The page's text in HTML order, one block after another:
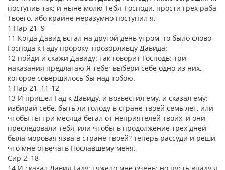
поступив так; и ныне молю Тебя, Господи, прости грех раба
Твоего, ибо крайне неразумно поступил я.
1 Пар 21, 9
11 Когда Давид встал на другой день утром, то было слово
Господа к Гаду пророку, прозорливцу Давида:
12 пойди и скажи Давиду: так говорит Господь: три
наказания предлагаю Я тебе; выбери себе одно из них,
которое совершилось бы над тобою.
1 Пар 21, 11-12
13 И пришел Гад к Давиду, и возвестил ему, и сказал ему:
избирай себе, быть ли голоду в стране твоей семь лет, или
чтобы ты три месяца бегал от неприятелей твоих, и они
преследовали тебя, или чтобы в продолжение трех дней
была моровая язва в стране твоей? теперь рассуди и реши,
что мне отвечать Пославшему меня.
Сир 2, 18